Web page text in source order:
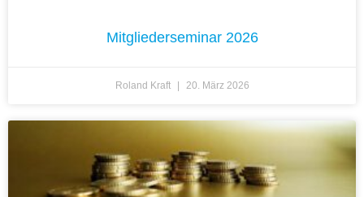
Mitgliederseminar 2026
Roland Kraft 20. März 2026